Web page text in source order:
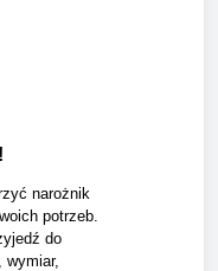
narożnik
potrzeb.
do
wymiar,